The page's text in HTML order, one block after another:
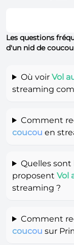
Les questions
d'un nid de
Où voir Vol
streaming
Comment
coucou en
Quelles
proposent Vol
streaming ?
Comment
coucou sur